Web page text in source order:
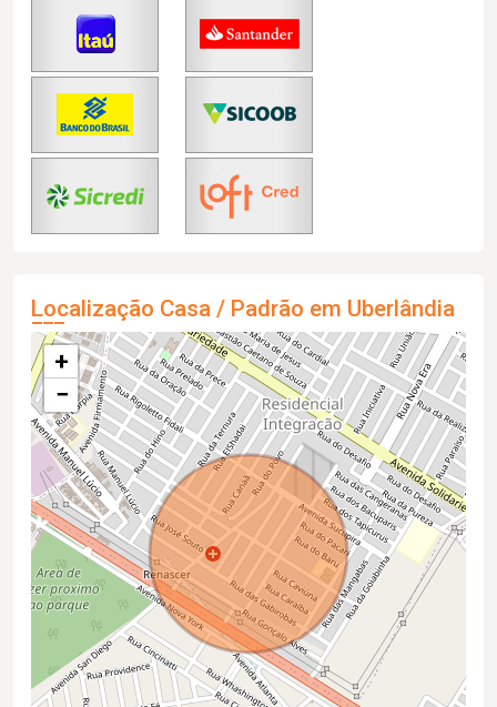
Localização Casa / Padrão em Uberlândia
+
−